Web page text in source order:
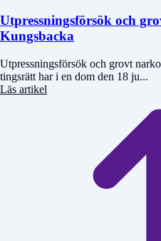
Utpressningsförsök och
Kungsbacka
Utpressningsförsök och grovt
tingsrätt har i en dom den 18 ju...
Läs artikel